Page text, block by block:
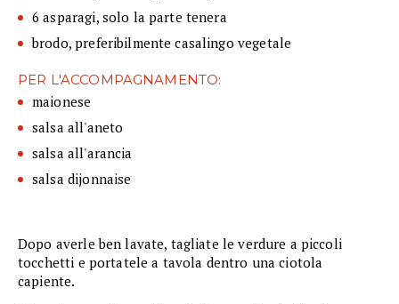
6 asparagi, solo la parte tenera
brodo, preferibilmente casalingo vegetale
PER L'ACCOMPAGNAMENTO:
maionese
salsa all'aneto
salsa all'arancia
salsa dijonnaise
Dopo averle ben lavate, tagliate le verdure a piccoli
tocchetti e portatele a tavola dentro una ciotola
capiente.